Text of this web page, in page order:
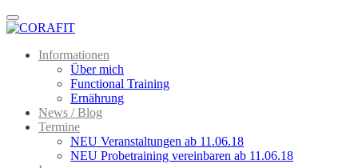
Menu
Informationen
Über mich
Functional Training
Ernährung
News / Blog
Termine
NEU Veranstaltungen ab 11.06.18
NEU Probetraining vereinbaren ab 11.06.18